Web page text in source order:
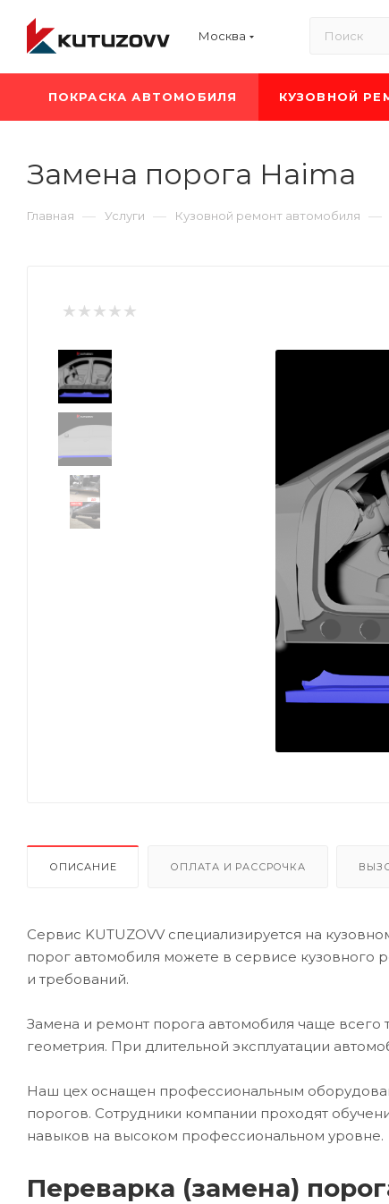
Москва
ПОКРАСКА АВТОМОБИЛЯ КУЗОВНОЙ
Замена порога Haima
Главная — Услуги — Кузовной ремонт автомобиля —
ОПИСАНИЕ ОПЛАТА И РАССРОЧКА
Сервис KUTUZOVV специализируется на
порог автомобиля можете в сервисе
и требований.
Замена и ремонт порога автомобиля чаще
геометрия. При длительной эксплуатации
Наш цех оснащен профессиональным
порогов. Сотрудники компании проходят
навыков на высоком профессиональном уровне.
Переварка (замена)